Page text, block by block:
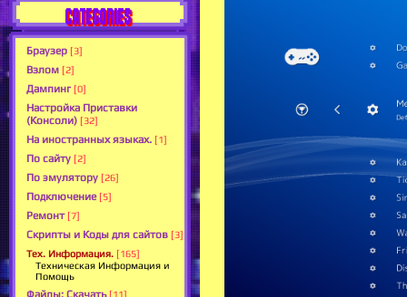
CATEGORIES
Браузер [3]
Взлом [2]
Дампинг [0]
Настройка Приставки
(Консоли) [32]
На иностранных языках. [1]
По сайту [2]
По эмулятору [26]
Подключение [5]
Ремонт [7]
Скрипты и Коды для сайтов [3]
Тех. Информация. [165]
Техническая Информация и
Помощь
Файлы: Скачать [11]